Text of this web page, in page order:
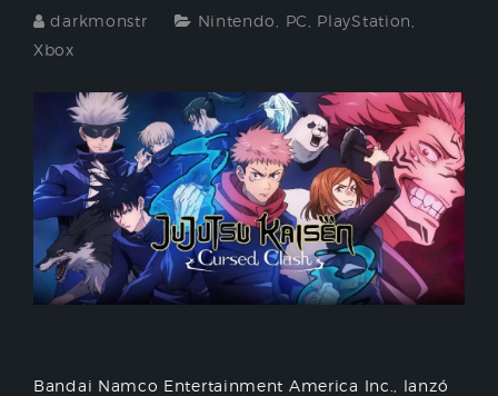
darkmonstr Nintendo PC PlayStation
Xbox
Bandai Namco Entertainment America Inc., lanzó